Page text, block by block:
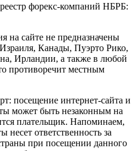
форекс-компаний НБРБ:
на сайте не предназначены
Канады, Пуэрто Рико,
Ирландии, а также в любой
противоречит местным
посещение интернет-сайта и
может быть незаконным на
плательщик. Напоминаем,
несет ответственность за
при посещении данного